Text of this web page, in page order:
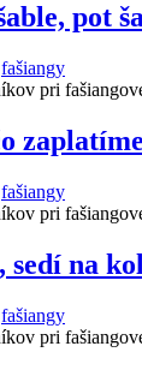
pot
fašiangy
pri
zaplatíme
fašiangy
pri
sedí na
fašiangy
pri